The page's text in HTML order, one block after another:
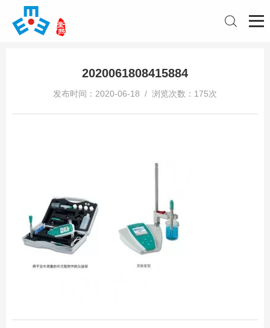
2020061808415884
发布时间：2020-06-18 / 浏览次数：175次